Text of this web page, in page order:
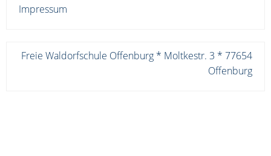
Impressum
Freie Waldorfschule Offenburg * Moltkestr. 3 * 77654
Offenburg